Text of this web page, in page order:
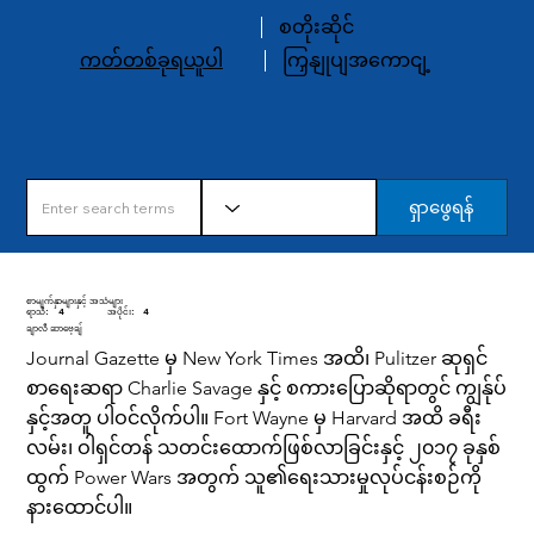
စတိုးဆိုင်
ကတ်တစ်ခုရယူပါ
ကြှနျုပျအကောငျ့
ရှာဖွေရန်
စာမျက်နှာများနှင့် အသံများ
ရာသီ:
4 အပိုင်း:
4
ချာလီ ဆာဗေ့ချ်
Journal Gazette မှ New York Times အထိ၊ Pulitzer ဆုရှင်
စာရေးဆရာ Charlie Savage နှင့် စကားပြောဆိုရာတွင် ကျွန်ုပ်
နှင့်အတူ ပါဝင်လိုက်ပါ။ Fort Wayne မှ Harvard အထိ ခရီး
လမ်း၊ ဝါရှင်တန် သတင်းထောက်ဖြစ်လာခြင်းနှင့် ၂၀၁၇ ခုနှစ်
ထွက် Power Wars အတွက် သူ၏ရေးသားမှုလုပ်ငန်းစဉ်ကို
နားထောင်ပါ။